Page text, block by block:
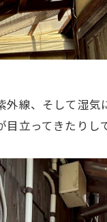
外線、そして湿気
目立ってきたりし